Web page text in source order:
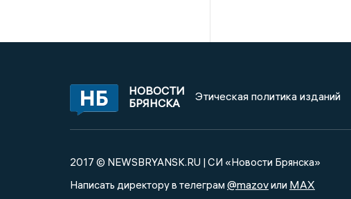
НОВОСТИ
БРЯНСКА
Этическая политика изданий
2017 © NEWSBRYANSK.RU | СИ «Новости Брянска»
Написать директору в телеграм @mazovили MAX